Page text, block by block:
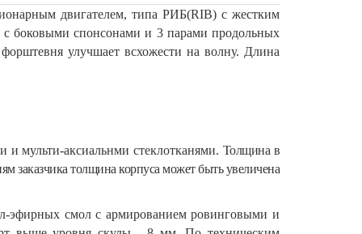
двигателем, типа РИБ(RIB) с жестким
с боковыми спонсонами и 3 парами продольных
улучшает всхожести на волну. Длина
мульти-аксиальнми стеклотканями. Толщина в
заказчика толщина корпуса может быть увеличена
эфирных смол с армированием ровинговыми и